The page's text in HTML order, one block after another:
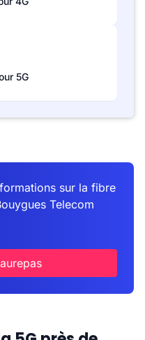
5G
sur la fibre
Telecom